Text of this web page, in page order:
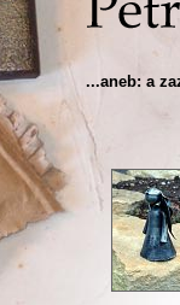
...aneb: a